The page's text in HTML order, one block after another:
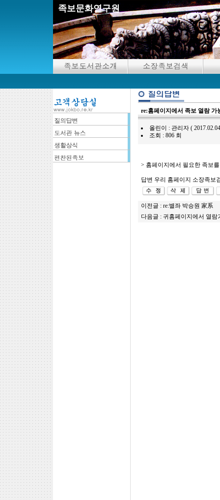
족보문화연구원
re:홈페이지에서 족보 열람 가
올린이 : 관리자 (
조회 : 806 회
> 홈페이지에서 필요한 족보
답변 우리 홈페이지 소장족보
이전글 : re:별좌 박승원 家系
다음글 : 귀홈페이지에서 열람